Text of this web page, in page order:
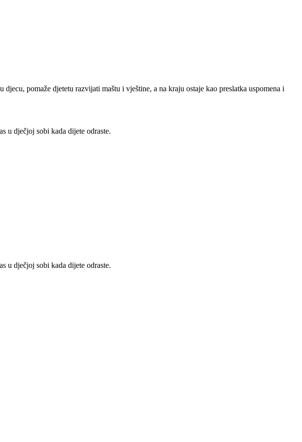
pomaže djetetu razvijati maštu i vještine, a na kraju ostaje kao preslatka uspomena i
u dječjoj sobi kada dijete odraste.
u dječjoj sobi kada dijete odraste.